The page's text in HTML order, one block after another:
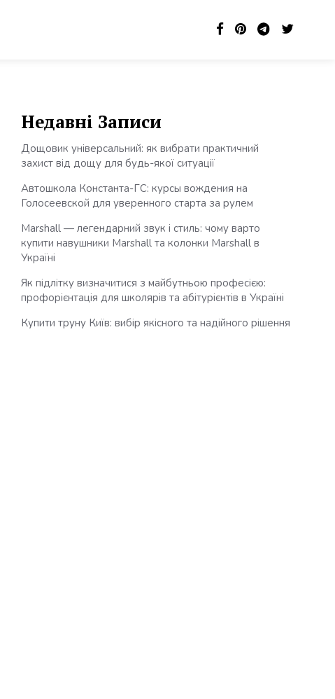
Недавні Записи
Дощовик універсальний: як вибрати практичний
захист від дощу для будь-якої ситуації
Автошкола Константа-ГС: курсы вождения на
Голосеевской для уверенного старта за рулем
Marshall — легендарний звук і стиль: чому варто
купити навушники Marshall та колонки Marshall в
Україні
Як підлітку визначитися з майбутньою професією:
профорієнтація для школярів та абітурієнтів в Україні
Купити труну Київ: вибір якісного та надійного рішення